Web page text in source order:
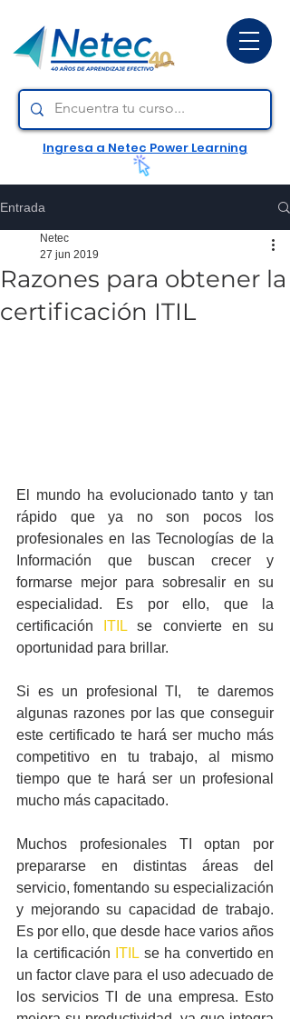
Ingresa a Netec Power Learning
Entrada
Razones para obtener la
certificación ITIL
Netec
27 jun 2019
El mundo ha evolucionado tanto y tan
rápido que ya no son pocos los
profesionales en las Tecnologías de la
Información que buscan crecer y
formarse mejor para sobresalir en su
especialidad. Es por ello, que la
certificación
ITIL se convierte en su
oportunidad para brillar.
Si es un profesional TI,  te daremos
algunas razones por las que conseguir
este certificado te hará ser mucho más
competitivo en tu trabajo, al mismo
tiempo que te hará ser un profesional
mucho más capacitado.
Muchos profesionales TI optan por
prepararse en distintas áreas del
servicio, fomentando su especialización
y mejorando su capacidad de trabajo.
Es por ello, que desde hace varios años
la certificación ITIL se ha convertido en
un factor clave para el uso adecuado de
los servicios TI de una empresa. Esto